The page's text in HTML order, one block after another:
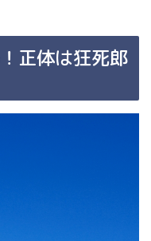
正体は狂死郎